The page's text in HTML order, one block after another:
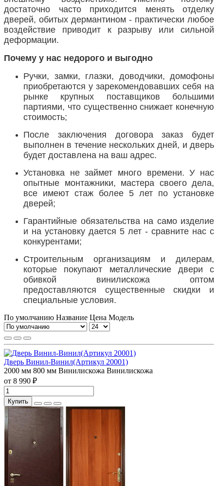
достаточно часто приходится менять отделку
дверей, обитых дермантином - практически любое
воздействие приводит к разрыву или сильной
деформации.
Почему у нас недорого и выгодно
Ручки, замки, глазки, доводчики, домофоны
приобретаются у зарекомендовавших себя на
рынке крупных поставщиков большими
партиями, что существенно снижает конечную
стоимость;
После заключения договора заказ будет
выполнен в течение нескольких дней, и дверь
будет доставлена на ваш адрес.
Установка не займет много времени. У нас
опытные монтажники, мастера своего дела,
все имеют стаж более 5 лет по установке
дверей;
Гарантийные обязательства на само изделие
и на установку дается 5 лет - сравните нас с
конкурентами;
Строительным организациям и дилерам,
которые покупают металлические двери с
обивкой винилискожа оптом
предоставляются существенные скидки и
специальные условия.
По умолчанию Название Цена Модель
Дверь Винил-Винил(Артикул 20001)
2000 мм 800 мм Винилискожа Винилискожа
от 8 990 ₽
Купить